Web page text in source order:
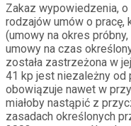
Zakaz wypowiedzenia,
rodzajów umów o pracę,
(umowy na okres
umowy na czas
została zastrzeżona w
41 kp jest niezależny
obowiązuje nawet w
miałoby nastąpić z
zasadach określonych